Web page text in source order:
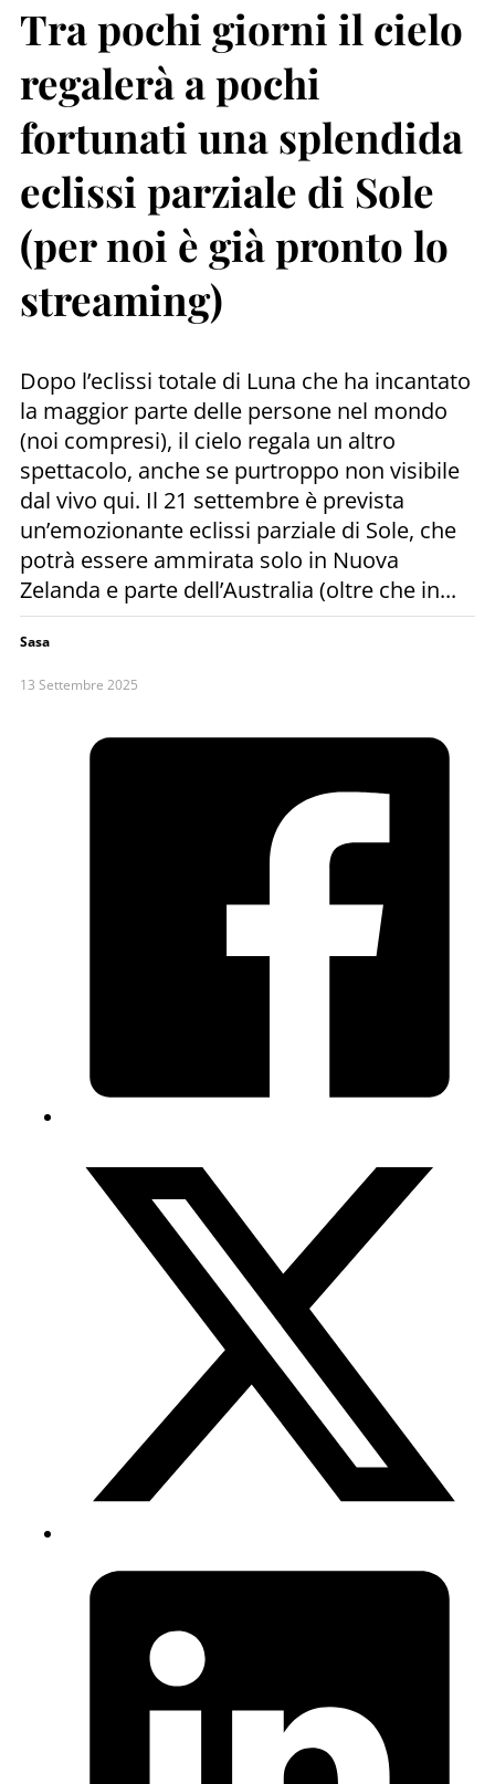
Tra pochi giorni il cielo
regalerà a pochi
fortunati una splendida
eclissi parziale di Sole
(per noi è già pronto lo
streaming)
Dopo l’eclissi totale di Luna che ha incantato
la maggior parte delle persone nel mondo
(noi compresi), il cielo regala un altro
spettacolo, anche se purtroppo non visibile
dal vivo qui. Il 21 settembre è prevista
un’emozionante eclissi parziale di Sole, che
potrà essere ammirata solo in Nuova
Zelanda e parte dell’Australia (oltre che in...
Sasa
13 Settembre 2025